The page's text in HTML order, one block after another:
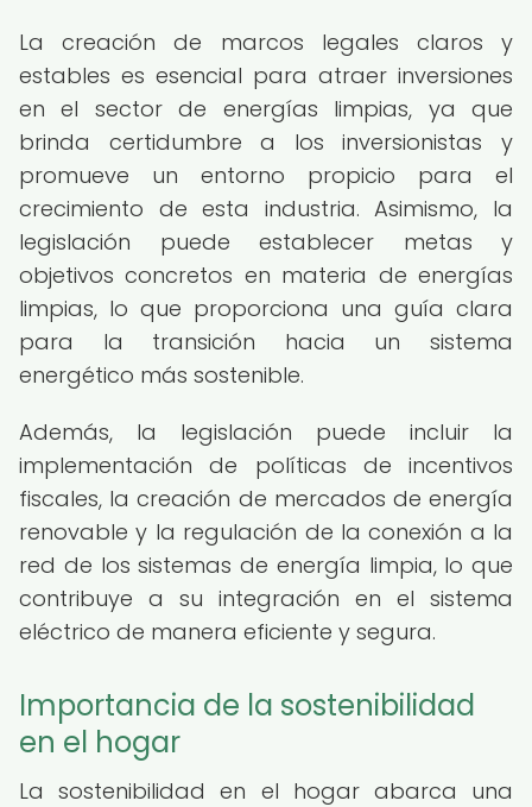
La creación de marcos legales claros y
estables es esencial para atraer inversiones
en el sector de energías limpias, ya que
brinda certidumbre a los inversionistas y
promueve un entorno propicio para el
crecimiento de esta industria. Asimismo, la
legislación puede establecer metas y
objetivos concretos en materia de energías
limpias, lo que proporciona una guía clara
para la transición hacia un sistema
energético más sostenible.
Además, la legislación puede incluir la
implementación de políticas de incentivos
fiscales, la creación de mercados de energía
renovable y la regulación de la conexión a la
red de los sistemas de energía limpia, lo que
contribuye a su integración en el sistema
eléctrico de manera eficiente y segura.
Importancia de la sostenibilidad
en el hogar
La sostenibilidad en el hogar abarca una